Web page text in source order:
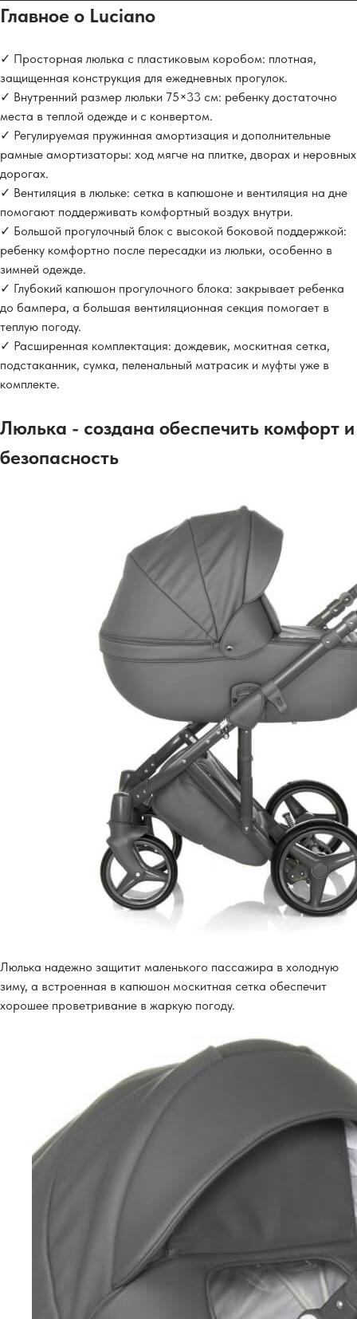
Главное о Luciano
✓ Просторная люлька с пластиковым коробом: плотная,
защищенная конструкция для ежедневных прогулок.
✓ Внутренний размер люльки 75×33 см: ребенку достаточно
места в теплой одежде и с конвертом.
✓ Регулируемая пружинная амортизация и дополнительные
рамные амортизаторы: ход мягче на плитке, дворах и неровных
дорогах.
✓ Вентиляция в люльке: сетка в капюшоне и вентиляция на дне
помогают поддерживать комфортный воздух внутри.
✓ Большой прогулочный блок с высокой боковой поддержкой:
ребенку комфортно после пересадки из люльки, особенно в
зимней одежде.
✓ Глубокий капюшон прогулочного блока: закрывает ребенка
до бампера, а большая вентиляционная секция помогает в
теплую погоду.
✓ Расширенная комплектация: дождевик, москитная сетка,
подстаканник, сумка, пеленальный матрасик и муфты уже в
комплекте.
Люлька - создана обеспечить комфорт и
безопасность
Люлька надежно защитит маленького пассажира в холодную
зиму, а встроенная в капюшон москитная сетка обеспечит
хорошее проветривание в жаркую погоду.